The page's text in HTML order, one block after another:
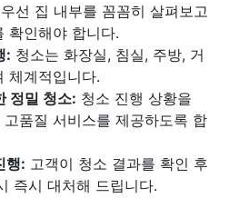
우선 집 내부를 꼼꼼히 살펴보고
확인해야 합니다.
: 청소는 화장실, 침실, 주방, 거
체계적입니다.
정밀 청소: 청소 진행 상황을
품질 서비스를 제공하도록 합
행: 고객이 청소 결과를 확인 후
즉시 대처해 드립니다.